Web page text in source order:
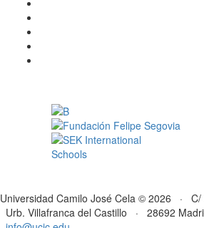
Universidad Camilo José Cela © 2026 ·
Urb. Villafranca del Castillo · 28692